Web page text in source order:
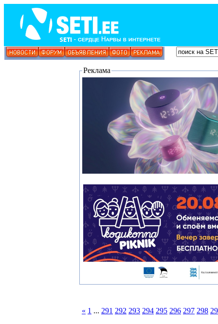
Реклама
« 1 ... 291 292 293 294 295 296 297 298